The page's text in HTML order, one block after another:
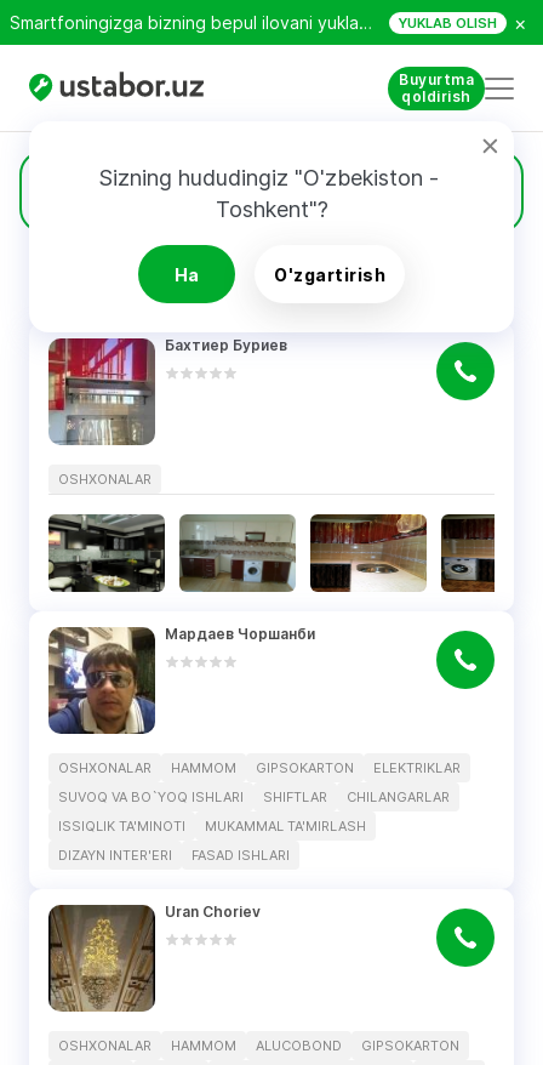
Smartfoningizga bizning bepul ilovani yuklab oling! YUKLAB OLISH ×
Buyurtma
qoldirish
Sizning hududingiz "O'zbekiston -
Toshkent"?
Ha O'zgartirish
Oshxonalar
QIDIRUV NATIJALARI
Бахтиер Буриев
OSHXONALAR
Мардаев Чоршанби
OSHXONALAR HAMMOM GIPSOKARTON
ELEKTRIKLAR
SUVOQ VA BO`YOQ ISHLARI
SHIFTLAR
CHILANGARLAR
ISSIQLIK TA'MINOTI
MUKAMMAL TA'MIRLASH
DIZAYN INTER'ERI
FASAD ISHLARI
Uran Choriev
OSHXONALAR HAMMOM ALUCOBOND
GIPSOKARTON